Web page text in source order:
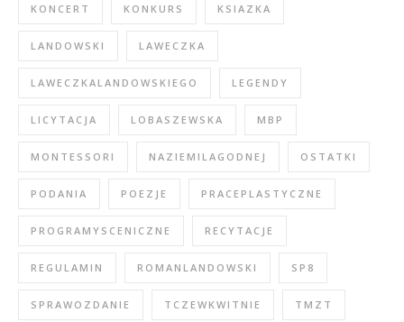
KONCERT KONKURS KSIAZKA
LANDOWSKI LAWECZKA
LAWECZKALANDOWSKIEGO LEGENDY
LICYTACJA LOBASZEWSKA MBP
MONTESSORI NAZIEMILAGODNEJ OSTATKI
PODANIA POEZJE PRACEPLASTYCZNE
PROGRAMYSCENICZNE RECYTACJE
REGULAMIN ROMANLANDOWSKI SP8
SPRAWOZDANIE TCZEWKWITNIE TMZT